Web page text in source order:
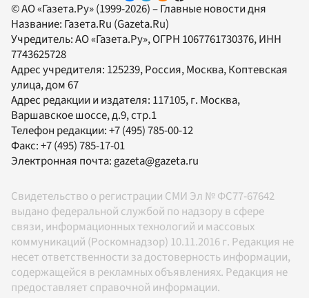
© АО «Газета.Ру» (1999-2026) – Главные новости дня
Название: Газета.Ru (Gazeta.Ru)
Учредитель:АО «Газета.Ру», ОГРН 1067761730376, ИНН
7743625728
Адрес учредителя: 125239, Россия, Москва, Коптевская
улица, дом 67
Адрес редакции и издателя: 117105, г. Москва,
Варшавское шоссе, д.9, стр.1
Телефон редакции:+7 (495) 785-00-12
Факс:+7 (495) 785-17-01
Электронная почта:gazeta@gazeta.ru
Свидетельство о регистрации СМИ Эл № ФС77-67642
выдано федеральной службой по надзору в сфере
связи, информационных технологий и массовых
коммуникаций (Роскомнадзор) 10.11.2016 г. Редакция не
несет ответственности за достоверность информации,
содержащейся в рекламных объявлениях. Редакция не
предоставляет справочной информации.